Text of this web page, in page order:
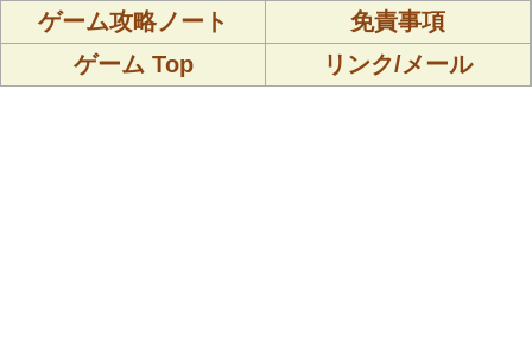
ゲーム攻略ノート
免責事項
ゲーム Top
リンク/メール